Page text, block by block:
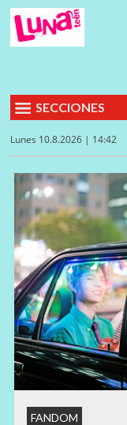
SECCIONES
Lunes 10.8.2026 | 14:42
FANDOM